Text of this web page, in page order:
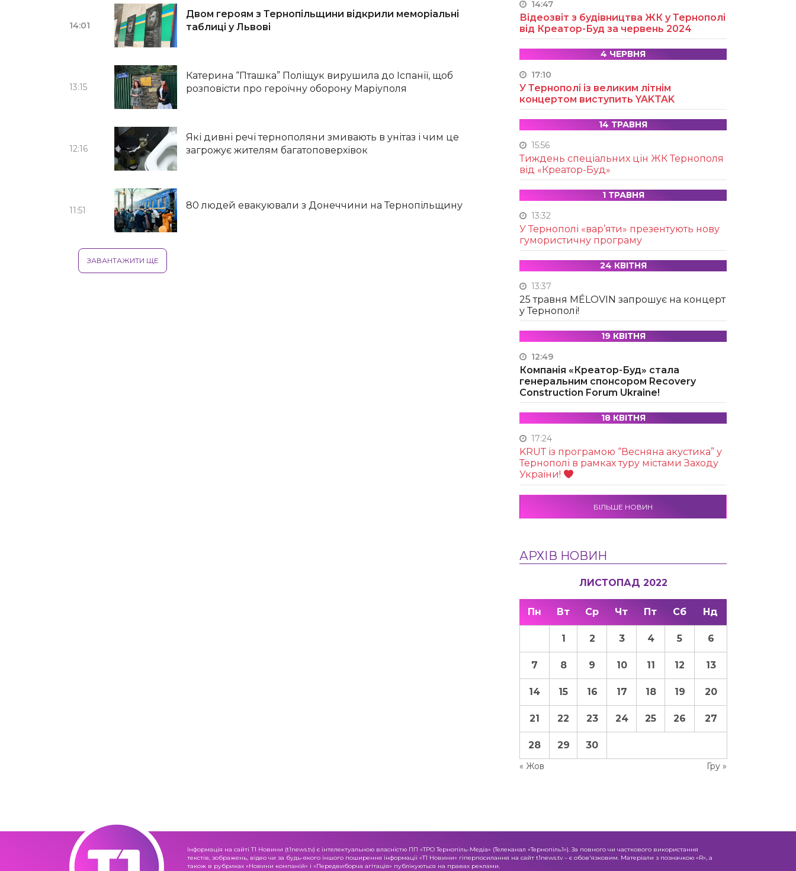
14:01
Двом героям з Тернопільщини відкрили меморіальні
таблиці у Львові
13:15
Катерина “Пташка” Поліщук вирушила до Іспанії, щоб
розповісти про героїчну оборону Маріуполя
12:16
Які дивні речі тернополяни змивають в унітаз і чим це
загрожує жителям багатоповерхівок
11:51 80 людей евакуювали з Донеччини на Тернопільщину
ЗАВАНТАЖИТИ ЩЕ
14:47
Відеозвіт з будівництва ЖК у Тернополі
від Креатор-Буд за червень 2024
4 ЧЕРВНЯ
17:10
У Тернополі із великим літнім
концертом виступить YAKTAK
14 ТРАВНЯ
15:56
Тиждень спеціальних цін ЖК Тернополя
від «Креатор-Буд»
1 ТРАВНЯ
13:32
У Тернополі «вар’яти» презентують нову
гумористичну програму
24 КВІТНЯ
13:37
25 травня MÉLOVIN запрошує на концерт
у Тернополі!
19 КВІТНЯ
12:49
Компанія «Креатор-Буд» стала
генеральним спонсором Recovery
Construction Forum Ukraine!
18 КВІТНЯ
17:24
KRUТ із програмою “Весняна акустика” у
Тернополі в рамках туру містами Заходу
України!
БІЛЬШЕ НОВИН
АРХІВ НОВИН
ЛИСТОПАД 2022
Пн Вт Ср Чт Пт Сб Нд
« Жов Гру »
1 2 3 4 5 6
7 8 9 10 11 12 13
14 15 16 17 18 19 20
21 22 23 24 25 26 27
28 29 30
Інформація на сайті Т1 Новини (t1news.tv) є інтелектуальною власністю ПП «ТРО Тернопіль-Медіа» (Телеканал «Тернопіль1»). За повного чи часткового використання
текстів, зображень, відео чи за будь-якого іншого поширення інформації «Т1 Новини» гіперпосилання на сайт t1news.tv – є обов'язковим. Матеріали з позначкою «R», а
також в рубриках «Новини компаній» і «Передвиборча агітація» публікуються на правах реклами.